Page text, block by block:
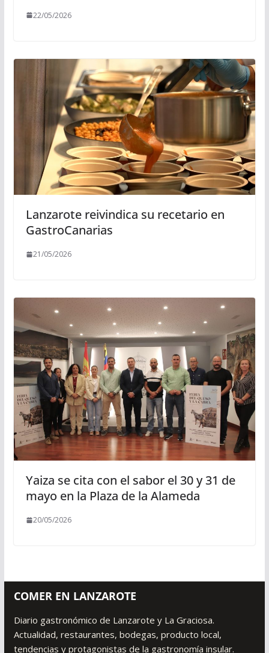
22/05/2026
Lanzarote reivindica su recetario en
GastroCanarias
21/05/2026
Yaiza se cita con el sabor el 30 y 31 de
mayo en la Plaza de la Alameda
20/05/2026
COMER EN LANZAROTE
Diario gastronómico de Lanzarote y La Graciosa.
Actualidad, restaurantes, bodegas, producto local,
tendencias y protagonistas de la gastronomía insular.